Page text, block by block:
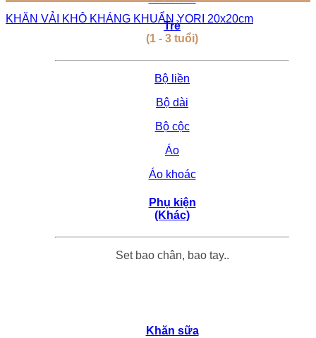
Trẻ
(1 - 3 tuổi)
Bộ liền
Bộ dài
Bộ cộc
Áo
Áo khoác
Phụ kiện
(Khác)
Set bao chân, bao tay..
Khăn sữa
KHĂN VẢI KHÔ KHÁNG KHUẨN YORI 20x20cm